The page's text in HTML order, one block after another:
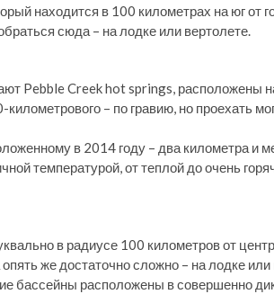
находится в 100 километрах на юг от
сюда – на лодке или вертолете.
Pebble Creek hot springs, расположены
– по гравию, но проехать
в 2014 году – два километра и
температурой, от теплой до очень
в радиусе 100 километров от
же достаточно сложно – на лодке
бассейны расположены в совершенно